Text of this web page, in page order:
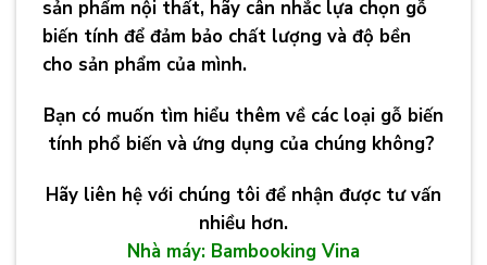
sản phẩm nội thất, hãy cân nhắc lựa chọn gỗ
biến tính để đảm bảo chất lượng và độ bền
cho sản phẩm của mình.
Bạn có muốn tìm hiểu thêm về các loại gỗ biến
tính phổ biến và ứng dụng của chúng không?
Hãy liên hệ với chúng tôi để nhận được tư vấn
nhiều hơn.
Nhà máy: Bambooking Vina